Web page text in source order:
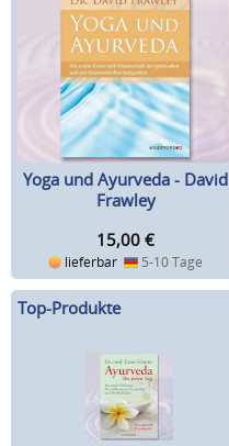
Yoga und Ayurveda - David
Frawley
15,00 €
lieferbar 5-10 Tage
Top-Produkte